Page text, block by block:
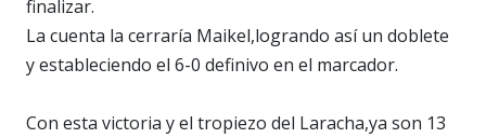
finalizar.
La cuenta la cerraría Maikel,logrando así un doblete
y estableciendo el 6-0 definivo en el marcador.
Con esta victoria y el tropiezo del Laracha,ya son 13